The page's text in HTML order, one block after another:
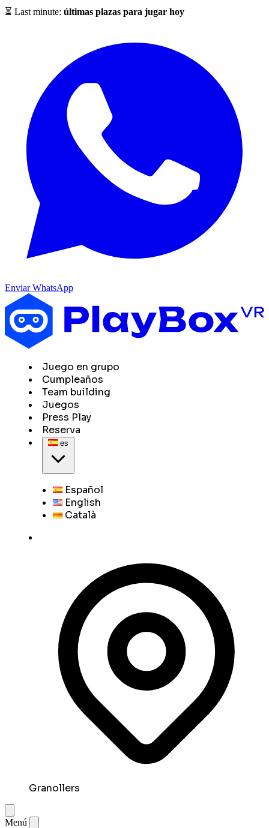
⏳ Last minute: últimas plazas para jugar hoy
Enviar WhatsApp
Juego en grupo
Cumpleaños
Team building
Juegos
Press Play
Reserva
es
Español
English
Català
Granollers
Menú